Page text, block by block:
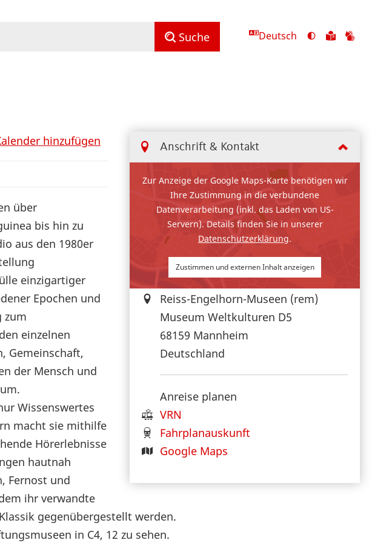
Suche Deutsch
Ansicht
Zu
Anschrift & Kontakt
Zur Anzeige der Google Maps-Karte benötigen wir
Ihre Zustimmung in die verbundene
Datenverarbeitung (inkl. das Laden von US-
Servern). Details finden Sie in unserer
Datenschutzerklärung.
Zustimmen und externen Inhalt anzeigen
Reiss-Engelhorn-Museen (rem)
Museum Weltkulturen D5
68159 Mannheim
Deutschland
Anreise planen
VRN
Fahrplanauskunft
Google Maps
hinzufügen
über
bis hin zu
aus den 1980er
einzigartiger
Epochen und
zum
einzelnen
Gemeinschaft,
der Mensch und
Wissenswertes
macht sie mithilfe
Hörerlebnisse
hautnah
Fernost und
ihr verwandte
gegenübergestellt werden.
in C4, 12 zu sehen.